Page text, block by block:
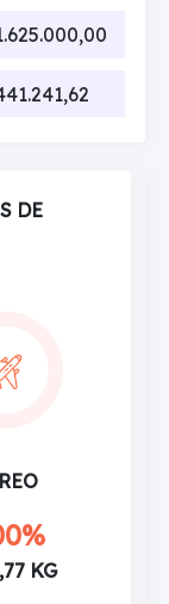
DE
KG